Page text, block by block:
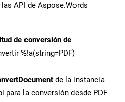
las API de Aspose.Words
de conversión de
%!a(string=PDF)
de la instancia
para la conversión desde PDF